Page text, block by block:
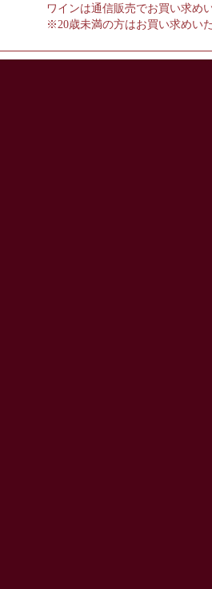
ワインは通信販売でお買い求め
※20歳未満の方はお買い求めい